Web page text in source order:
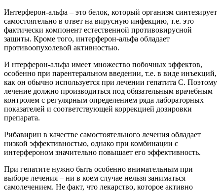
Интерферон-альфа – это белок, который организм синтезирует
самостоятельно в ответ на вирусную инфекцию, т.е. это
фактически компонент естественной противовирусной
защиты. Кроме того, интерферон-альфа обладает
противоопухолевой активностью.
И нтерферон-альфа имеет множество побочных эффектов,
особенно при парентеральном введении, т.е. в виде инъекций,
как он обычно используется при лечении гепатита С. Поэтому
лечение должно производиться под обязательным врачебным
контролем с регулярным определением ряда лабораторных
показателей и соответствующей коррекцией дозировки
препарата.
Рибавирин в качестве самостоятельного лечения обладает
низкой эффективностью, однако при комбинации с
интерфероном значительно повышает его эффективность.
При гепатите нужно быть особенно внимательным при
выборе лечения – ни в коем случае нельзя заниматься
самолечением. Не факт, что лекарство, которое активно